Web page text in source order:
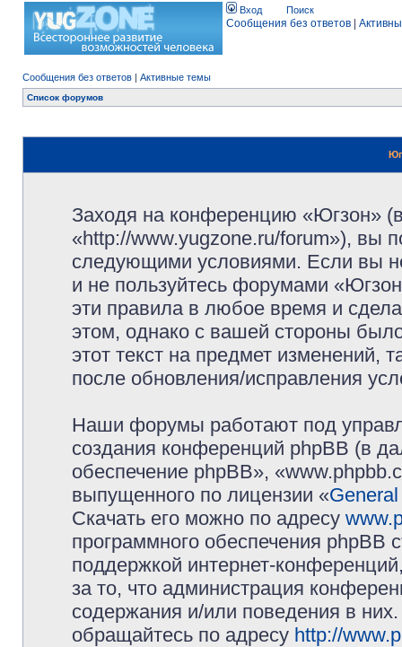
Вход Поиск
Сообщения без ответов
Сообщения без ответов | Активные темы
Список форумов
Заходя на конференцию «Югзон»
«http://www.yugzone.ru/forum»), вы
следующими условиями. Если вы
и не пользуйтесь форумами
эти правила в любое время и
этом, однако с вашей стороны
этот текст на предмет изменений,
после обновления/исправления
Наши форумы работают под
создания конференций phpBB (в
обеспечение phpBB»,
выпущенного по лицензии «
Скачать его можно по адресу
программного обеспечения phpBB
поддержкой интернет-
за то, что администрация
содержания и/или поведения в
обращайтесь по адресу http://